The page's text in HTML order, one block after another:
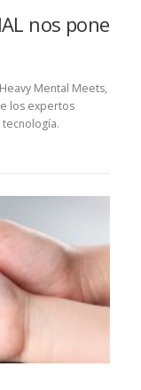
nos pone
Mental Meets,
los expertos